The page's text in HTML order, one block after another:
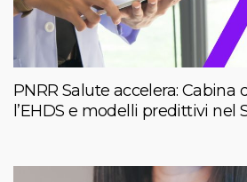
PNRR Salute accelera: Cabina
l’EHDS e modelli predittivi nel